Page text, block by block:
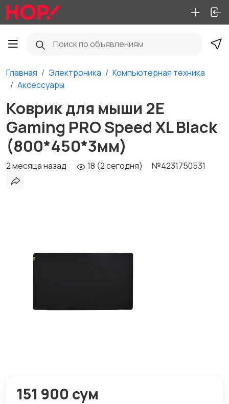
Главная Электроника
Компьютерная техника
Аксессуары
Коврик для мыши 2E
Gaming PRO Speed XL Black
(800*450*3мм)
2 месяца назад 18 (2 сегодня) №4231750531
151 900 сум